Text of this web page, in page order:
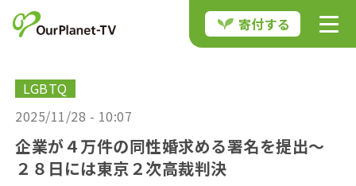
寄付する
LGBTQ
2025/11/28 - 10:07
企業が４万件の同性婚求める署名を提出〜
２８日には東京２次高裁判決